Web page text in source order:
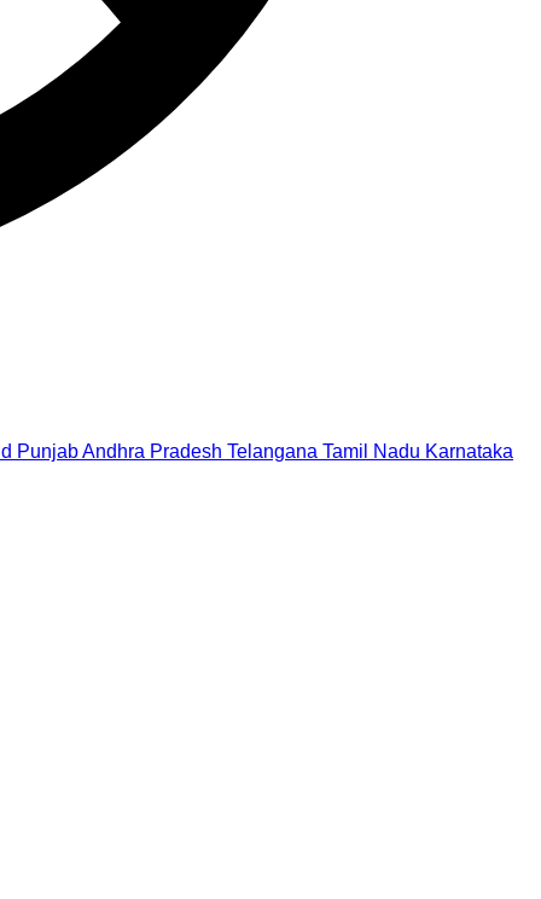
PunjabAndhra Pradesh Telangana Tamil Nadu Karnataka